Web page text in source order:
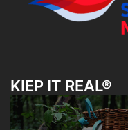
KIEP IT REAL®